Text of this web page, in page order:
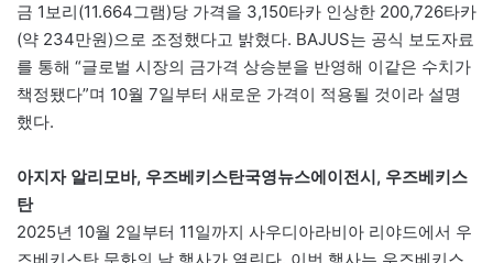
금 1보리(11.664그램)당 가격을 3,150타카 인상한 200,726타카
(약 234만원)으로 조정했다고 밝혔다. BAJUS는 공식 보도자료
를 통해 “글로벌 시장의 금가격 상승분을 반영해 이같은 수치가
책정됐다”며 10월 7일부터 새로운 가격이 적용될 것이라 설명
했다.
아지자 알리모바, 우즈베키스탄국영뉴스에이전시, 우즈베키스
탄
2025년 10월 2일부터 11일까지 사우디아라비아 리야드에서 우